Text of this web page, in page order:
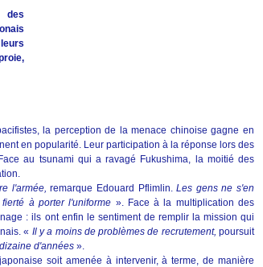
des
la perception de la menace chinoise gagne en
en popularité. Leur participation à la réponse lors des
au tsunami qui a ravagé Fukushima, la moitié des
l'armée, remarque Edouard Pflimlin.Les gens ne s'en
à porter l'uniforme ». Face à la multiplication des
: ils ont enfin le sentiment de remplir la mission qui
« Il y a moins de problèmes de recrutement,poursuit
d'années ».
soit amenée à intervenir, à terme, de manière